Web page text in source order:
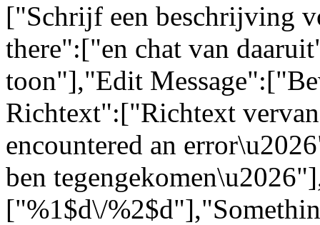
["Schrijf een beschrijving
there":["en chat van
toon"],"Edit
Richtext":["Richtext
encountered an
ben
["%1$d\/